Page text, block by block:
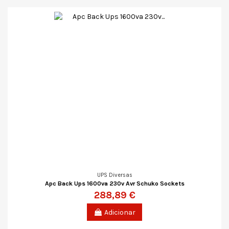
UPS Diversas
Apc Back Ups 1600va 230v Avr Schuko Sockets
288,89 €
Adicionar